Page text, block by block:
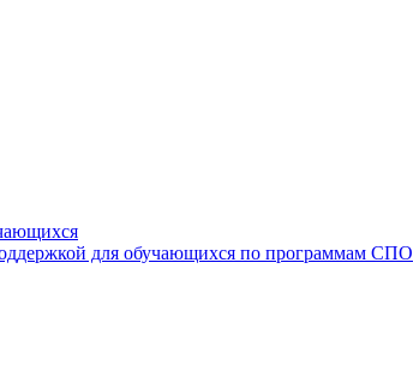
для обучающихся по программам СПО